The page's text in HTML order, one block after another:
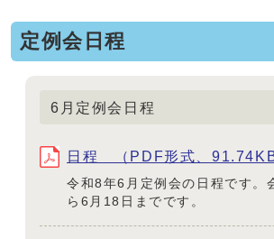
定例会日程
6月定例会日程
日程 （PDF形式、91.74KB
令和8年6月定例会の日程です。
ら6月18日までです。